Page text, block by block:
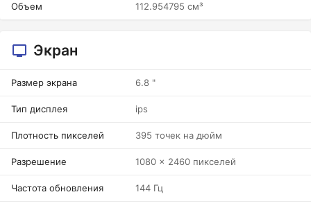
Объем 112.954795 см³
Экран
Размер экрана 6.8 "
Тип дисплея ips
Плотность пикселей 395 точек на дюйм
Разрешение 1080 x 2460 пикселей
Частота обновления 144 Гц